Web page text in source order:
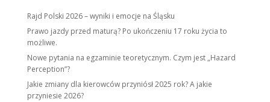
Rajd Polski 2026 – wyniki i emocje na Śląsku
Prawo jazdy przed maturą? Po ukończeniu 17 roku życia to
możliwe.
Nowe pytania na egzaminie teoretycznym. Czym jest „Hazard
Perception”?
Jakie zmiany dla kierowców przyniósł 2025 rok? A jakie
przyniesie 2026?